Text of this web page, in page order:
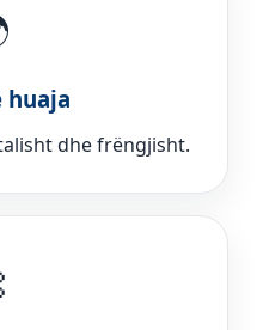
huaja
dhe frëngjisht.